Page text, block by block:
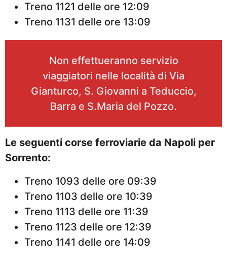
Treno 1121 delle ore 12:09
Treno 1131 delle ore 13:09
Non effettueranno servizio
viaggiatori nelle località di Via
Gianturco, S. Giovanni a Teduccio,
Barra e S.Maria del Pozzo.
Le seguenti corse ferroviarie da Napoli per
Sorrento:
Treno 1093 delle ore 09:39
Treno 1103 delle ore 10:39
Treno 1113 delle ore 11:39
Treno 1123 delle ore 12:39
Treno 1141 delle ore 14:09